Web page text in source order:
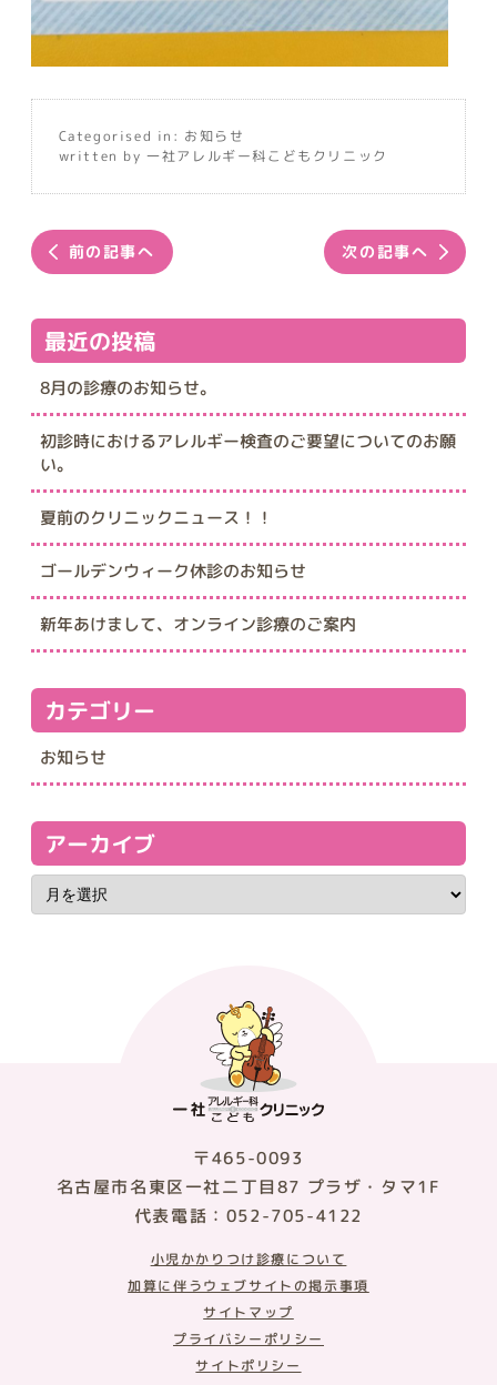
Categorised in: お知らせ
written by 一社アレルギー科こどもクリニック
前の記事へ 次の記事へ
最近の投稿
8月の診療のお知らせ。
初診時におけるアレルギー検査のご要望についてのお願
い。
夏前のクリニックニュース！！
ゴールデンウィーク休診のお知らせ
新年あけまして、オンライン診療のご案内
カテゴリー
お知らせ
アーカイブ
〒465-0093
名古屋市名東区一社二丁目87 プラザ・タマ1F
代表電話：052-705-4122
小児かかりつけ診療について
加算に伴うウェブサイトの掲示事項
サイトマップ
プライバシーポリシー
サイトポリシー